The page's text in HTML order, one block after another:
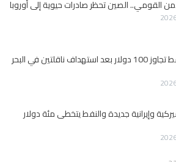
القومي.. الصين تحظر صادرات حيوية إلى أوروبا
سعر النفط تجاوز 100 دولار بعد استهداف ناقلتين في البحر
وإيرانية جديدة والنفط يتخطى مئة دولار